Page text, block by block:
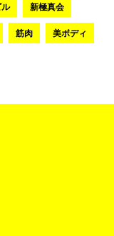
新極真会
筋肉 美ボディ